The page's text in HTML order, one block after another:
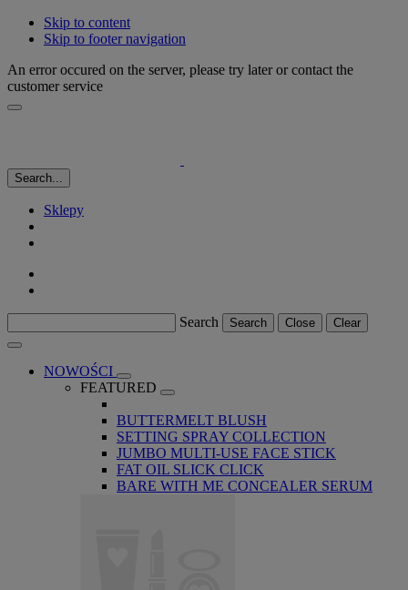
Skip to content
Skip to footer navigation
An error occured on the server, please try later or contact the
customer service
Search...
Sklepy
Search Search Close Clear
NOWOŚCI
FEATURED
BUTTERMELT BLUSH
SETTING SPRAY COLLECTION
JUMBO MULTI-USE FACE STICK
FAT OIL SLICK CLICK
BARE WITH ME CONCEALER SERUM